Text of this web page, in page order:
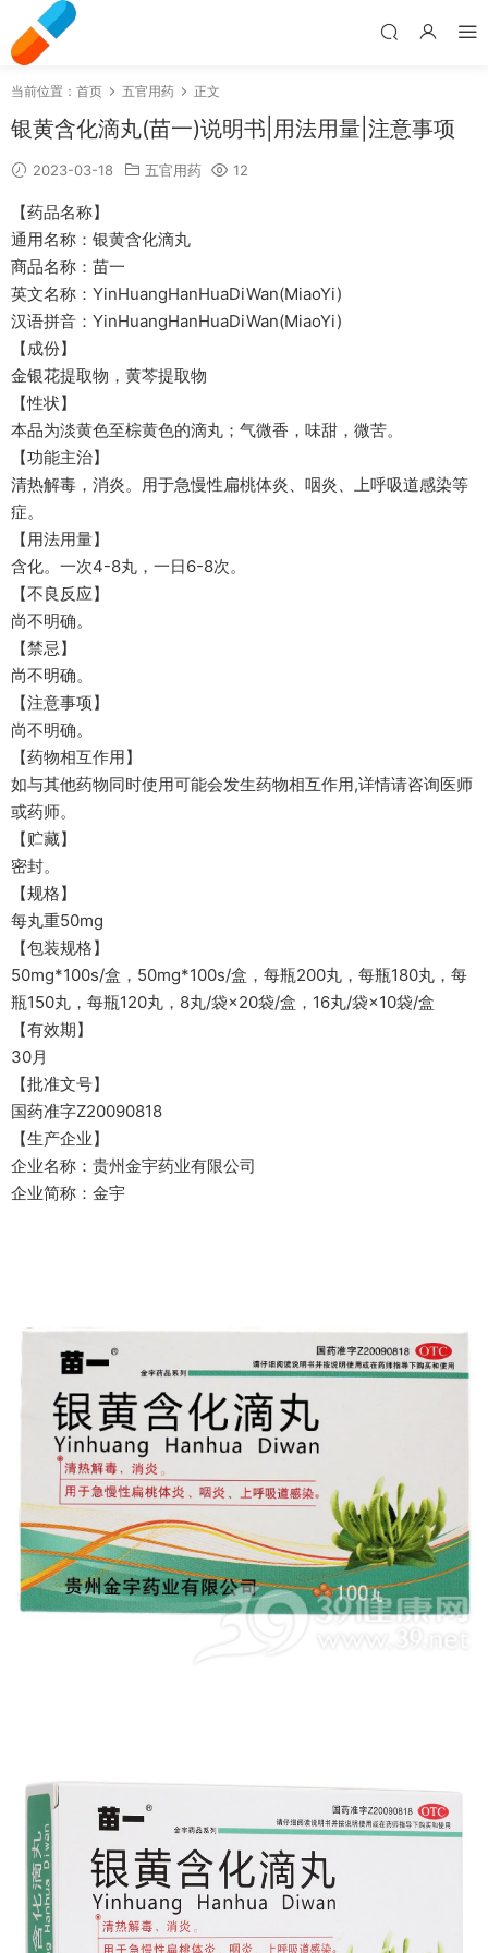
当前位置： 首页 五官用药 正文
银黄含化滴丸(苗一)说明书|用法用量|注意事项
2023-03-18 五官用药 12
【药品名称】
通用名称：银黄含化滴丸
商品名称：苗一
英文名称：YinHuangHanHuaDiWan(MiaoYi)
汉语拼音：YinHuangHanHuaDiWan(MiaoYi)
【成份】
金银花提取物，黄芩提取物
【性状】
本品为淡黄色至棕黄色的滴丸；气微香，味甜，微苦。
【功能主治】
清热解毒，消炎。用于急慢性扁桃体炎、咽炎、上呼吸道感染等
症。
【用法用量】
含化。一次4-8丸，一日6-8次。
【不良反应】
尚不明确。
【禁忌】
尚不明确。
【注意事项】
尚不明确。
【药物相互作用】
如与其他药物同时使用可能会发生药物相互作用,详情请咨询医师
或药师。
【贮藏】
密封。
【规格】
每丸重50mg
【包装规格】
50mg*100s/盒，50mg*100s/盒，每瓶200丸，每瓶180丸，每
瓶150丸，每瓶120丸，8丸/袋×20袋/盒，16丸/袋×10袋/盒
【有效期】
30月
【批准文号】
国药准字Z20090818
【生产企业】
企业名称：贵州金宇药业有限公司
企业简称：金宇